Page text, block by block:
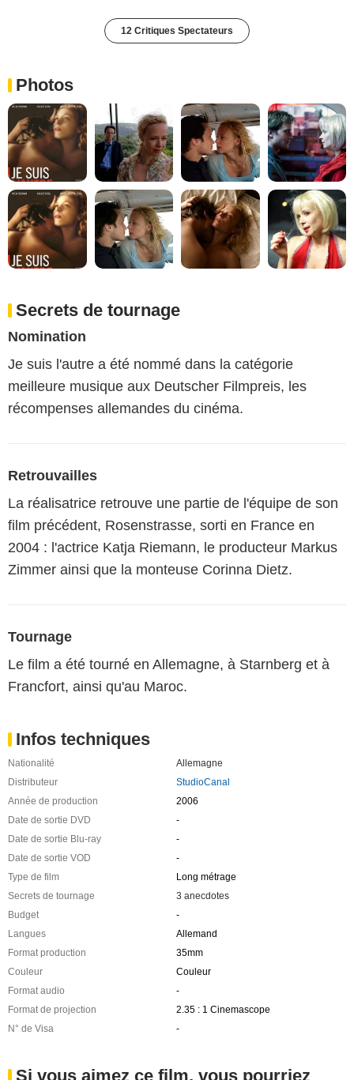
12 Critiques Spectateurs
Photos
Secrets de tournage
Nomination
Je suis l'autre a été nommé dans la catégorie
meilleure musique aux Deutscher Filmpreis, les
récompenses allemandes du cinéma.
Retrouvailles
La réalisatrice retrouve une partie de l'équipe de son
film précédent, Rosenstrasse, sorti en France en
2004 : l'actrice Katja Riemann, le producteur Markus
Zimmer ainsi que la monteuse Corinna Dietz.
Tournage
Le film a été tourné en Allemagne, à Starnberg et à
Francfort, ainsi qu'au Maroc.
Infos techniques
Nationalité
Allemagne
Distributeur
StudioCanal
Année de production
2006
Date de sortie DVD
-
Date de sortie Blu-ray
-
Date de sortie VOD
-
Type de film
Long métrage
Secrets de tournage
3 anecdotes
Budget
-
Langues
Allemand
Format production
35mm
Couleur
Couleur
Format audio
-
Format de projection
2.35 : 1 Cinemascope
N° de Visa
-
Si vous aimez ce film, vous pourriez